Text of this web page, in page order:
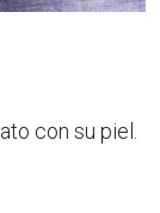
con su piel.